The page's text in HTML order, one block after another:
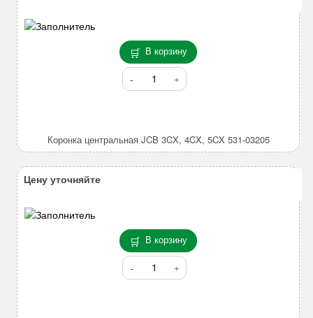
В корзину
Количество
товара
3CX,
Коронка центральная JCB 3CX, 4CX, 5CX 531-03205
В корзину
Количество
товара
Цену уточняйте